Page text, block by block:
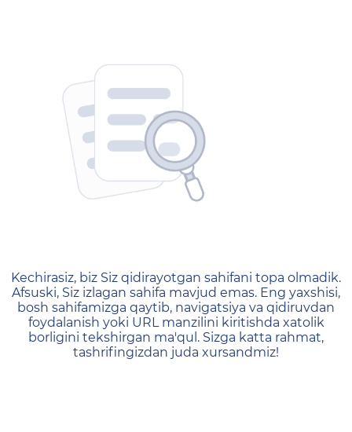
404 — Страница не
Kechirasiz, biz Siz qidirayotgan sahifani topa olmadik.
Afsuski, Siz izlagan sahifa mavjud emas. Eng yaxshisi,
bosh sahifamizga qaytib, navigatsiya va qidiruvdan
foydalanish yoki URL manzilini kiritishda xatolik
borligini tekshirgan ma'qul. Sizga katta rahmat,
tashrifingizdan juda xursandmiz!